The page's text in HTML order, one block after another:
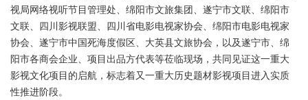
视局网络视听节目管理处、绵阳市文旅集团、遂宁市文联、绵阳市
文联、四川影视联盟、四川省电影电视家协会、绵阳市电影电视家
协会、遂宁市中国死海度假区、大英县文旅协会，以及遂宁市、绵
阳市各商会企业、项目出品方代表等莅临现场，共同见证这一重大
影视文化项目的启航，标志着又一重大历史题材影视项目进入实质
性推进阶段。